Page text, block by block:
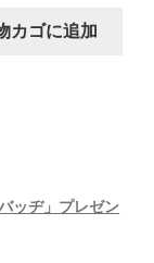
カゴに追加
ッヂ」プレゼン